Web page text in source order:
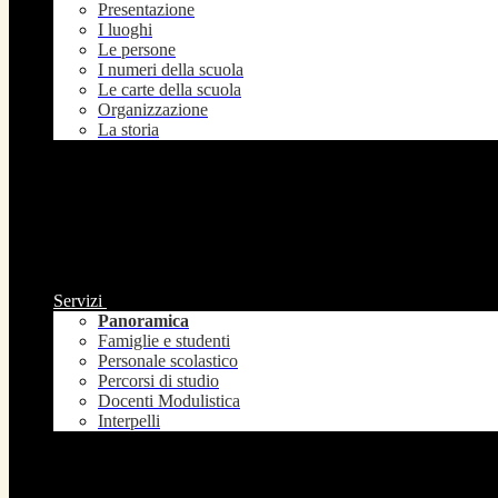
Presentazione
I luoghi
Le persone
I numeri della scuola
Le carte della scuola
Organizzazione
La storia
Servizi
Panoramica
Famiglie e studenti
Personale scolastico
Percorsi di studio
Docenti Modulistica
Interpelli